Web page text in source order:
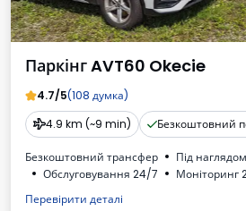
Паркінг AVT60 Okecie
4.7/5(108 думка)
4.9 km (~9 min)
Безкоштовний
Безкоштовний трансфер Під наглядом
Обслуговування 24/7
Моніторинг
Перевірити деталі